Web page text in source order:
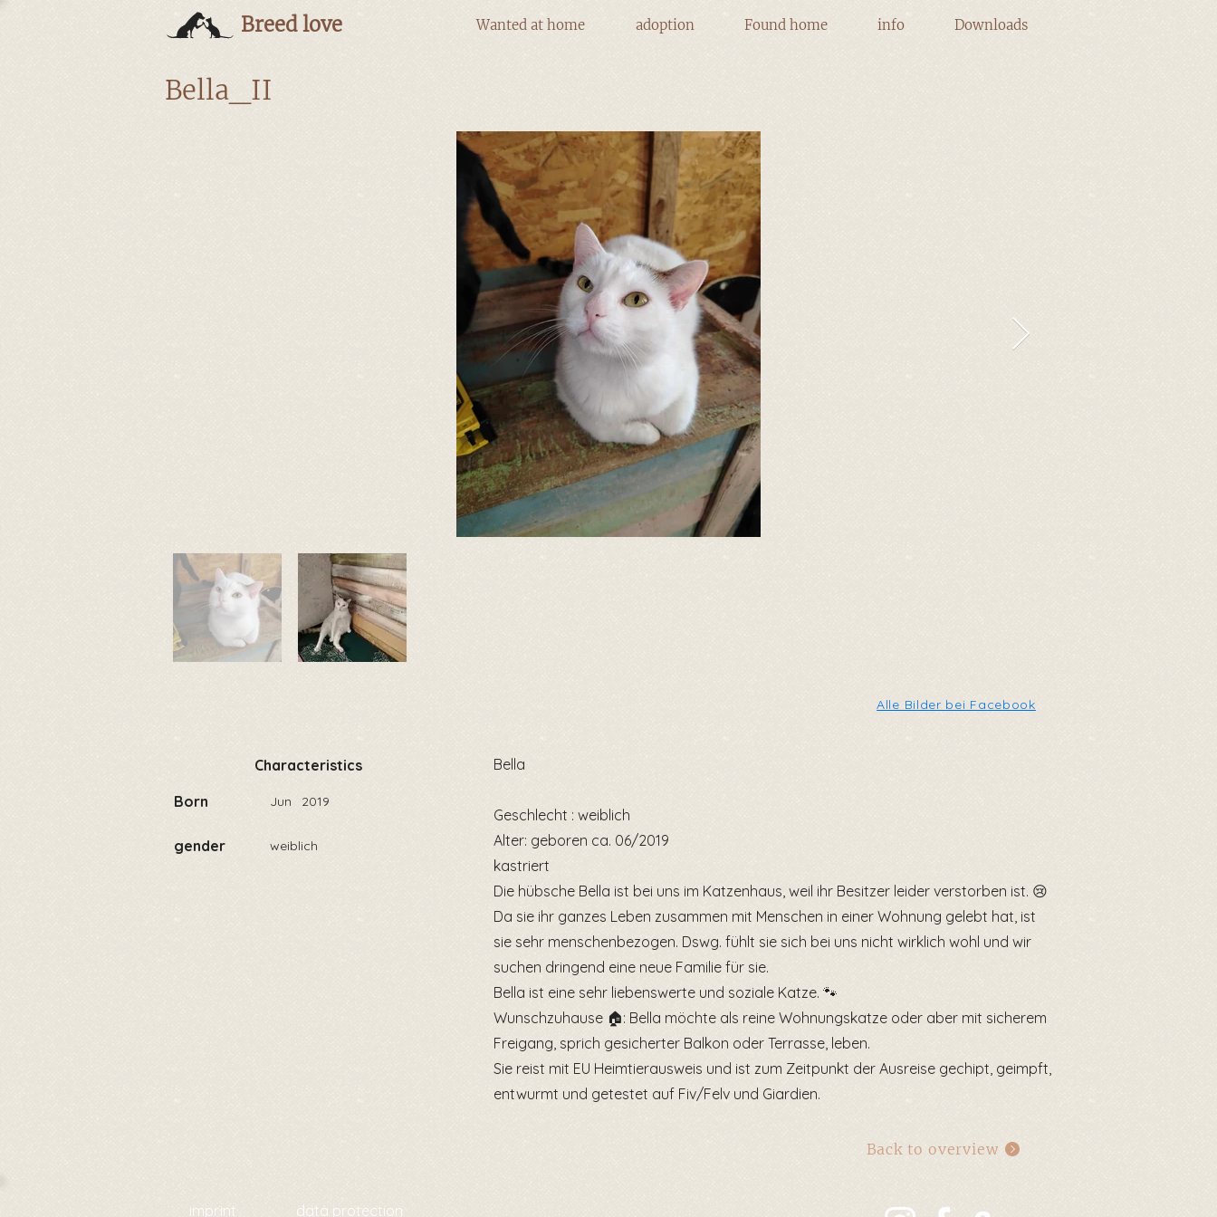
Breed love Wanted at home adoption Found home info Downloads
Bella_II
Alle Bilder bei Facebook
Characteristics
Jun 2019
Born
weiblich
gender
Bella
Geschlecht : weiblich
Alter: geboren ca. 06/2019
kastriert
Die hübsche Bella ist bei uns im Katzenhaus, weil ihr Besitzer leider verstorben ist. 😢
Da sie ihr ganzes Leben zusammen mit Menschen in einer Wohnung gelebt hat, ist
sie sehr menschenbezogen. Dswg. fühlt sie sich bei uns nicht wirklich wohl und wir
suchen dringend eine neue Familie für sie.
Bella ist eine sehr liebenswerte und soziale Katze. 🐾
Wunschzuhause 🏠: Bella möchte als reine Wohnungskatze oder aber mit sicherem
Freigang, sprich gesicherter Balkon oder Terrasse, leben.
Sie reist mit EU Heimtierausweis und ist zum Zeitpunkt der Ausreise gechipt, geimpft,
entwurmt und getestet auf Fiv/Felv und Giardien.
Back to overview
imprint data protection